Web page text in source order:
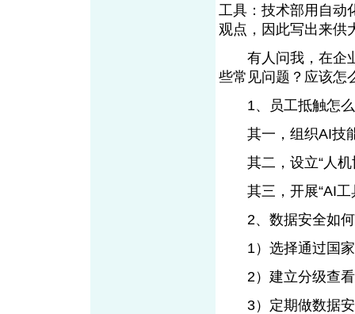
工具：技术部用自动
观点，因此写出来供
有人问我，在企业
些常见问题？应该怎
1、员工抵触怎么
其一，组织AI技
其二，设立“人机
其三，开展“AI工
2、数据安全如何
1）选择通过国家
2）建立分级查看
3）定期做数据安